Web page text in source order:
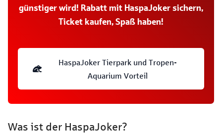
günstiger wird! Rabatt mit HaspaJoker sichern,
Ticket kaufen, Spaß haben!
HaspaJoker Tierpark und Tropen-
Aquarium Vorteil
Was ist der HaspaJoker?